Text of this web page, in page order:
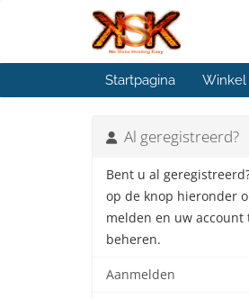
Startpagina Winkel
Al geregistreerd?
Bent u al
op de knop hieronder
melden en uw account
beheren.
Aanmelden